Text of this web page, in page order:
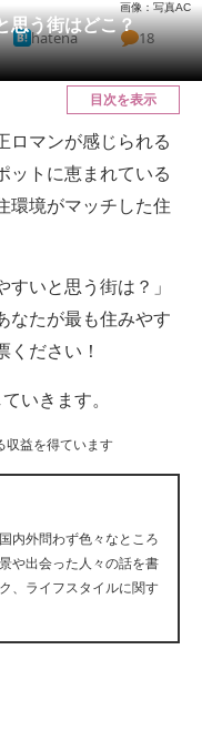
思う街はどこ？
画像：写真AC
hatena 18
目次を表示
マンが感じられる
ットに恵まれている
環境がマッチした住
いと思う街は？」
なたが最も住みやす
ください！
いきます。
収益を得ています
内外問わず色々なところ
や出会った人々の話を書
、ライフスタイルに関す